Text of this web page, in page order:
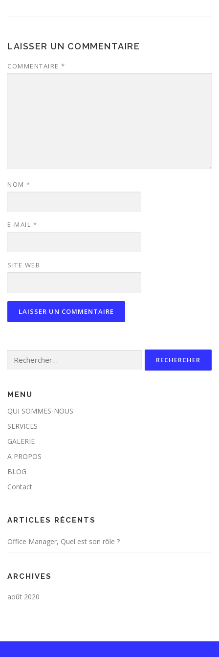
LAISSER UN COMMENTAIRE
COMMENTAIRE *
NOM *
E-MAIL *
SITE WEB
MENU
QUI SOMMES-NOUS
SERVICES
GALERIE
A PROPOS
BLOG
Contact
ARTICLES RÉCENTS
Office Manager, Quel est son rôle ?
ARCHIVES
août 2020